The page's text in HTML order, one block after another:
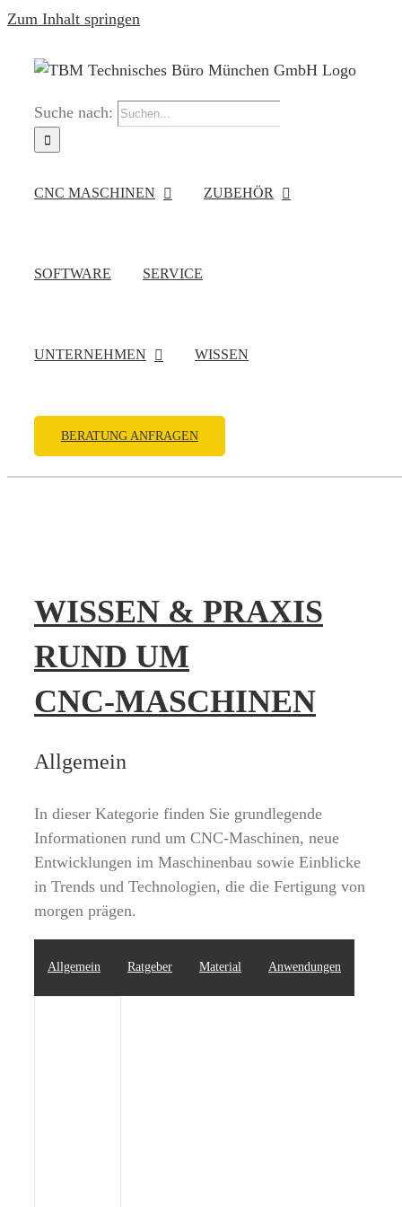
Zum Inhalt springen
Suche nach:
CNC MASCHINEN ZUBEHÖR
SOFTWARE SERVICE
UNTERNEHMEN WISSEN
BERATUNG ANFRAGEN
WISSEN & PRAXIS
RUND UM
CNC‑MASCHINEN
Allgemein
In dieser Kategorie finden Sie grundlegende
Informationen rund um CNC-Maschinen, neue
Entwicklungen im Maschinenbau sowie Einblicke
in Trends und Technologien, die die Fertigung von
morgen prägen.
Allgemein Ratgeber Material Anwendungen